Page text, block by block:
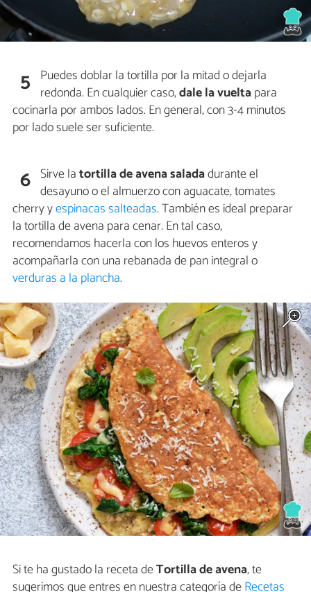
5 Puedes doblar la tortilla por la mitad o dejarla
redonda. En cualquier caso,dale la vueltapara
cocinarla por ambos lados. En general, con 3-4 minutos
por lado suele ser suficiente.
6 Sirve latortilla de avena saladadurante el
desayuno o el almuerzo con aguacate, tomates
cherry yespinacas salteadas. También es ideal preparar
la tortilla de avena para cenar. En tal caso,
recomendamos hacerla con los huevos enteros y
acompañarla con una rebanada de pan integral o
verduras a la plancha.
Si te ha gustado la receta deTortilla de avena, te
sugerimos que entres en nuestra categoría deRecetas